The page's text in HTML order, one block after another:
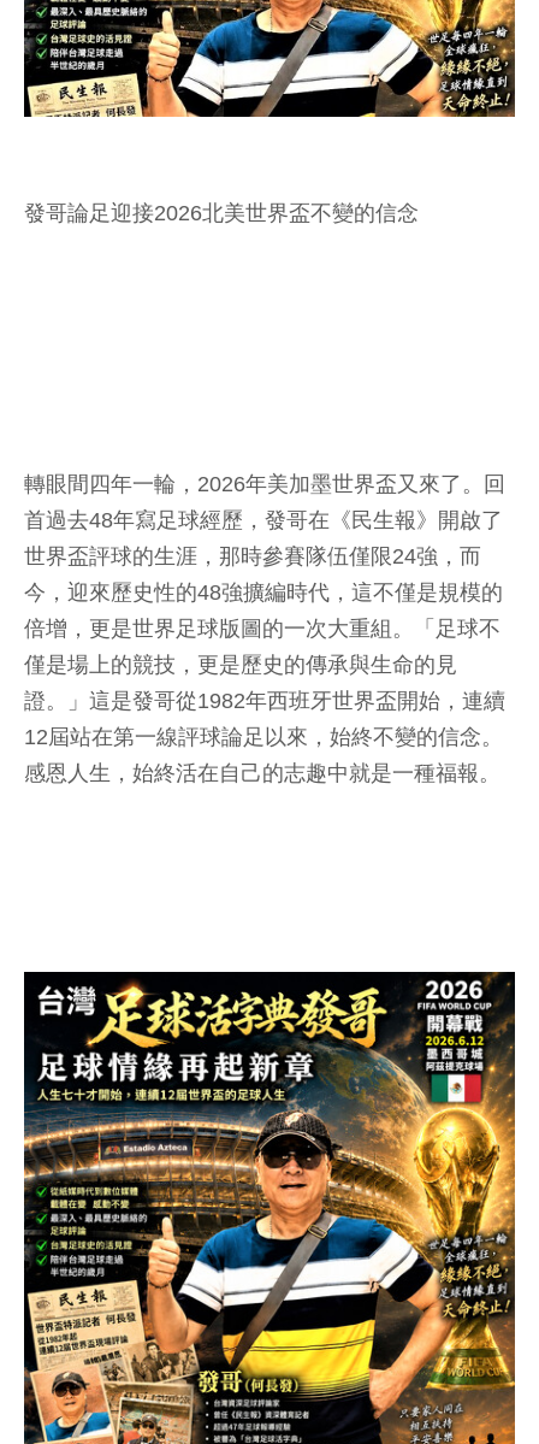
發哥論足迎接2026北美世界盃不變的信念
轉眼間四年一輪，2026年美加墨世界盃又來了。回
首過去48年寫足球經歷，發哥在《民生報》開啟了
世界盃評球的生涯，那時參賽隊伍僅限24強，而
今，迎來歷史性的48強擴編時代，這不僅是規模的
倍增，更是世界足球版圖的一次大重組。「足球不
僅是場上的競技，更是歷史的傳承與生命的見
證。」這是發哥從1982年西班牙世界盃開始，連續
12屆站在第一線評球論足以來，始終不變的信念。
感恩人生，始終活在自己的志趣中就是一種福報。